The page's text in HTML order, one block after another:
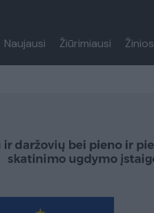
Naujausi Žiūrimiausi Žinios